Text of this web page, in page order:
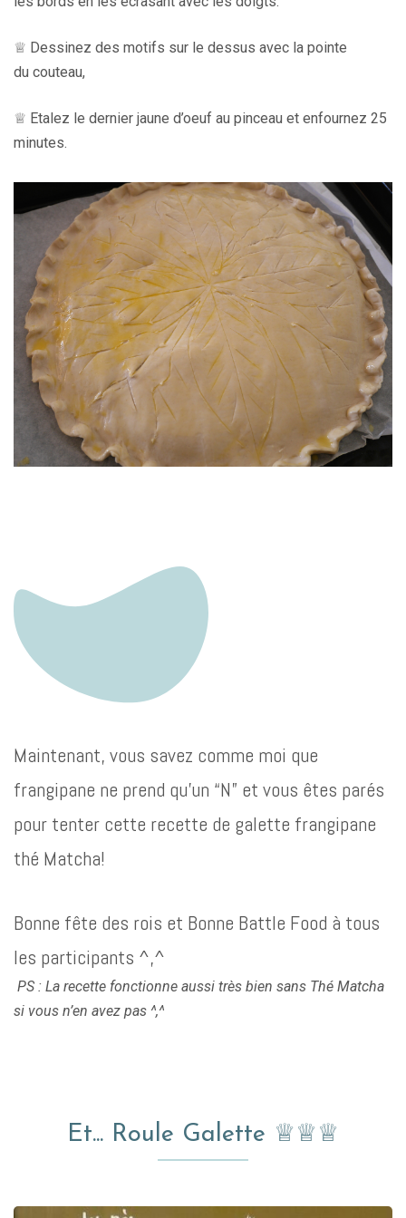
♕ Dessinez des motifs sur le dessus avec la pointe
du couteau,
♕ Etalez le dernier jaune d’oeuf au pinceau et enfournez 25
minutes.
Maintenant, vous savez comme moi que
frangipane ne prend qu’un “N” et vous êtes parés
pour tenter cette recette de galette frangipane
thé Matcha!
Bonne fête des rois et Bonne Battle Food à tous
les participants ^,^
PS : La recette fonctionne aussi très bien sans Thé Matcha
si vous n’en avez pas ^,^
Et... Roule Galette ♕♕♕